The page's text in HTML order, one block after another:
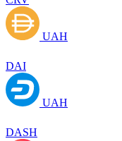
UAH
DAI
UAH
DASH